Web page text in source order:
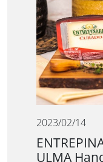
2023/02/14
ULMA